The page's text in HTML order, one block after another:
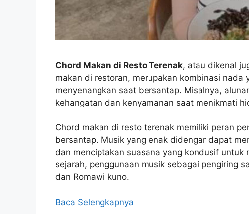
Chord Makan di Resto Terenak, atau dikenal
makan di restoran, merupakan kombinasi nada
menyenangkan saat bersantap. Misalnya,
kehangatan dan kenyamanan saat menikmati
Chord makan di resto terenak memiliki peran
bersantap. Musik yang enak didengar dapat
dan menciptakan suasana yang kondusif untuk
sejarah, penggunaan musik sebagai pengiring
dan Romawi kuno.
Baca Selengkapnya